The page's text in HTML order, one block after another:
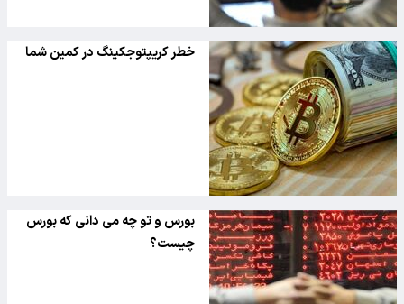
خطر کریپتوجکینگ در کمین شما
بورس و تو چه می دانی که بورس
چیست؟